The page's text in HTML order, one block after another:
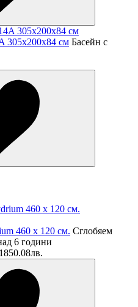
305x200x84 см Басейн с
460 х 120 см. Сглобяем
6 години